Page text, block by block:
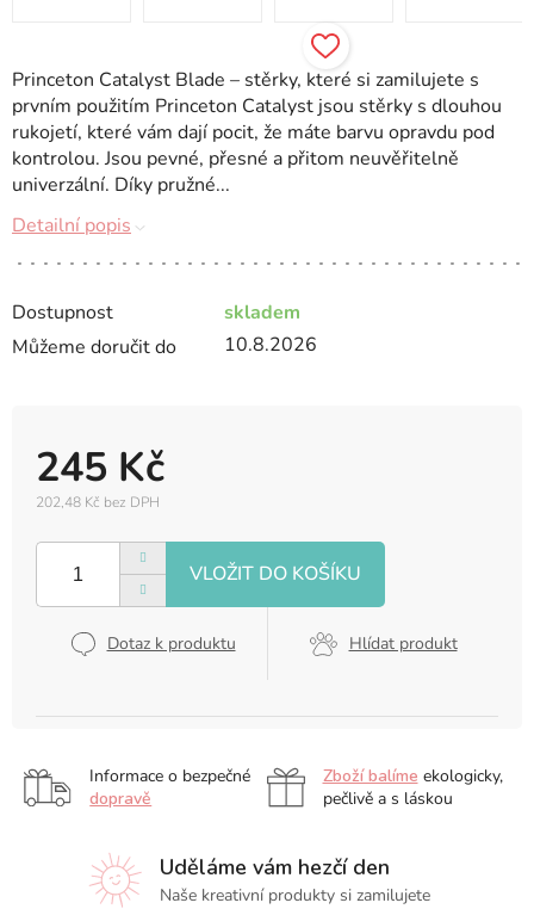
Dostupnost
skladem
Můžeme doručit do
10.8.2026
245 Kč
202,48 Kč bez DPH
cena:
Dotaz k produktu Hlídat produkt
Princeton Catalyst Blade – stěrky, které si zamilujete s
prvním použitím Princeton Catalyst jsou stěrky s dlouhou
rukojetí, které vám dají pocit, že máte barvu opravdu pod
kontrolou. Jsou pevné, přesné a přitom neuvěřitelně
univerzální. Díky pružné...
Detailní popis
Informace o bezpečné
dopravě
Zboží balíme ekologicky,
pečlivě a s láskou
Uděláme vám hezčí den
Naše kreativní produkty si zamilujete